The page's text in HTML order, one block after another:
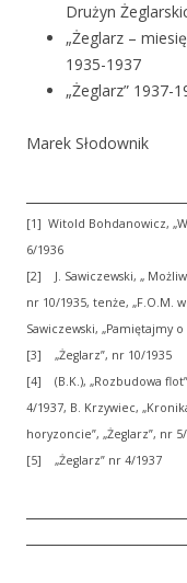
Drużyn
„Żeglarz –
1935-1937
„Żeglarz” 1937-
Marek Słodownik
[1] Witold Bohdanowicz,
6/
[2] J. Sawiczewski, „
nr 10/1935, tenże, „F.O.M.
Sawiczewski, „Pamiętajmy
[3] „Żeglarz”, nr 10/1935
[4] (B.K.), „Rozbudowa
4/1937, B. Krzywiec,
horyzoncie”, „Żeglarz”, nr
[5] „Żeglarz” nr 4/1937